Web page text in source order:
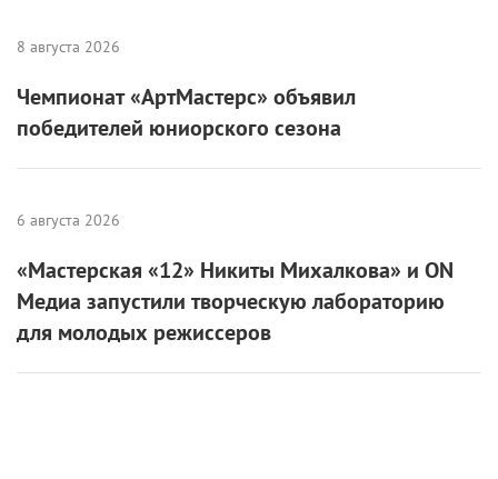
8 августа 2026
Чемпионат «АртМастерс» объявил
победителей юниорского сезона
6 августа 2026
«Мастерская «12» Никиты Михалкова» и ON
Медиа запустили творческую лабораторию
для молодых режиссеров